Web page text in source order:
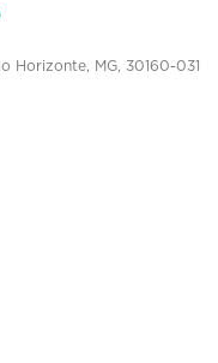
Horizonte, MG, 30160-031